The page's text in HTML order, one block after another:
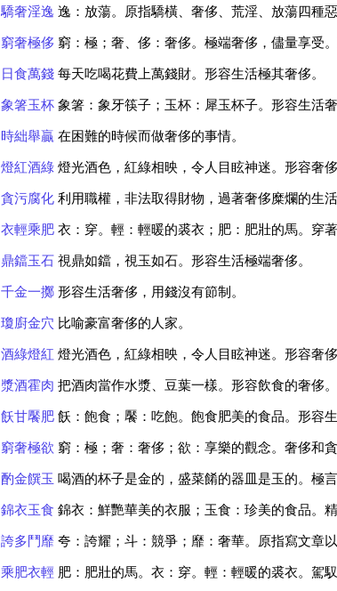
驕奢淫逸 逸：放蕩。原指驕橫、奢侈、荒淫、放蕩四種
窮奢極侈 窮：極；奢、侈：奢侈。極端奢侈，儘量享受
日食萬錢每天吃喝花費上萬錢財。形容生活極其奢侈。
象箸玉杯象箸：象牙筷子；玉杯：犀玉杯子。形容生活奢
時絀舉贏 在困難的時候而做奢侈的事情。
燈紅酒綠燈光酒色，紅綠相映，令人目眩神迷。形容奢侈
貪污腐化利用職權，非法取得財物，過著奢侈糜爛的生活
衣輕乘肥衣：穿。輕：輕暖的裘衣；肥：肥壯的馬。穿
鼎鐺玉石視鼎如鐺，視玉如石。形容生活極端奢侈。
千金一擲形容生活奢侈，用錢沒有節制。
瓊廚金穴 比喻豪富奢侈的人家。
酒綠燈紅 燈光酒色，紅綠相映，令人目眩神迷。形容奢侈
漿酒霍肉 把酒肉當作水漿、豆葉一樣。形容飲食的奢侈。
飫甘饜肥飫：飽食；饜：吃飽。飽食肥美的食品。形容生
窮奢極欲 窮：極；奢：奢侈；欲：享樂的觀念。奢侈和貪
酌金饌玉 喝酒的杯子是金的，盛菜餚的器皿是玉的。極言
錦衣玉食 錦衣：鮮艷華美的衣服；玉食：珍美的食品。
誇多鬥靡 夸：誇耀；斗：競爭；靡：奢華。原指寫文章
乘肥衣輕 肥：肥壯的馬。衣：穿。輕：輕暖的裘衣。駕